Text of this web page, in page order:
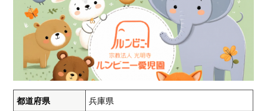
都道府県 兵庫県